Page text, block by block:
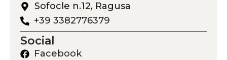
Sofocle n.12, Ragusa
+39 3382776379
Social
Facebook